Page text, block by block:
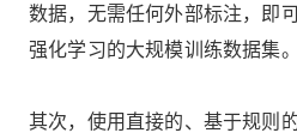
数据，无需任何外部标注，即
强化学习的大规模训练数据集。
其次，使用直接的、基于规则